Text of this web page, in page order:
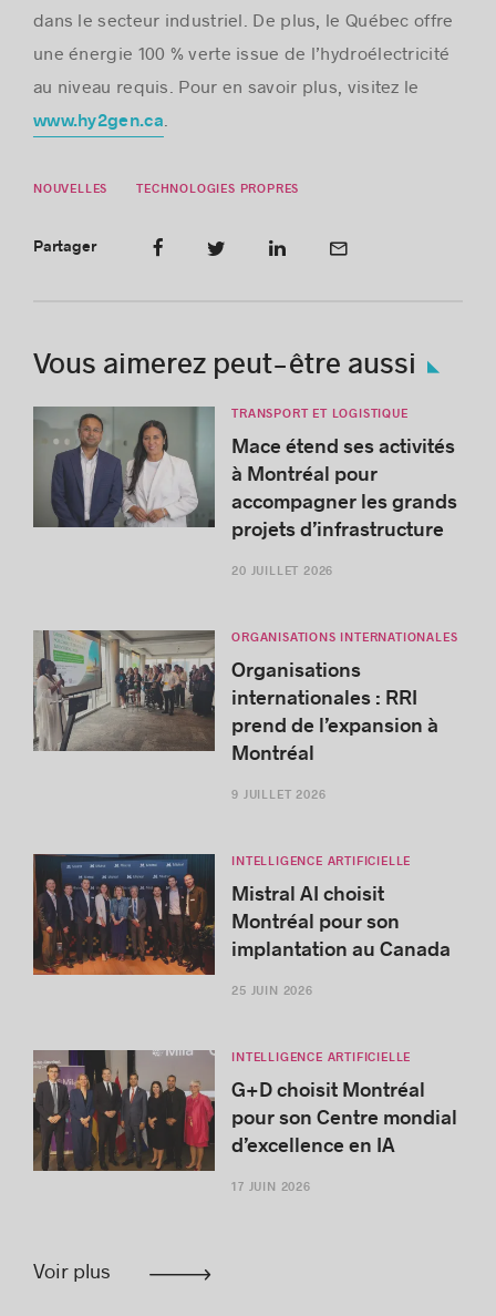
dans le secteur industriel. De plus, le Québec offre
une énergie 100 % verte issue de l’hydroélectricité
au niveau requis. Pour en savoir plus, visitez le
www.hy2gen.ca
NOUVELLES TECHNOLOGIES PROPRES
Partager
Vous aimerez peut-être aussi
TRANSPORT ET LOGISTIQUE
Mace étend ses activités
à Montréal pour
accompagner les grands
projets d’infrastructure
20 JUILLET 2026
ORGANISATIONS INTERNATIONALES
Organisations
internationales : RRI
prend de l’expansion à
Montréal
9 JUILLET 2026
INTELLIGENCE ARTIFICIELLE
Mistral AI choisit
Montréal pour son
implantation au Canada
25 JUIN 2026
INTELLIGENCE ARTIFICIELLE
G+D choisit Montréal
pour son Centre mondial
d’excellence en IA
17 JUIN 2026
Voir plus